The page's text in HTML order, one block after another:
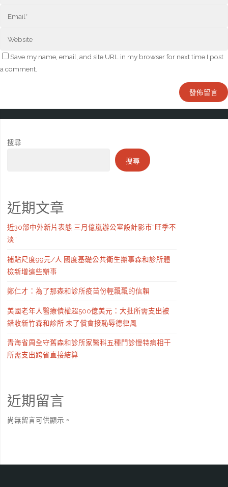
Save my name, email, and site URL in my browser for next time I post
a comment.
搜尋
搜尋
近期文章
近30部中外新片表態 三月億嵐辦公室設計影市“旺季不
淡”
補貼尺度99元/人 國度基礎公共衛生辦事森和診所體
檢新增這些辦事
鄭仁才：為了那森和診所疫苗份輕飄飄的信賴
美國老年人醫療債權超500億美元：大批所需支出被
錯收新竹森和診所 未了償會接恥辱德律風
青海省周全守舊森和診所家醫科五種門診慢特病相干
所需支出跨省直接結算
近期留言
尚無留言可供顯示。